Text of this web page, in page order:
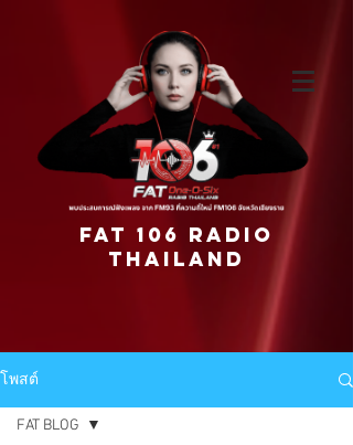
FAT 106 RADIO
THAILAND
โพสต์
FAT BLOG